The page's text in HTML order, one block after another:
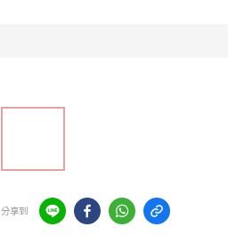
分享到